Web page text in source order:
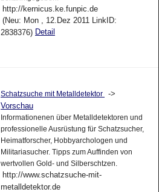
http://kernicus.ke.funpic.de
(Neu: Mon , 12.Dez 2011 LinkID:
2838376) Detail
Schatzsuche mit Metalldetektor
->
Vorschau
Informationenen über Metalldetektoren und
professionelle Ausrüstung für Schatzsucher,
Heimatforscher, Hobbyarchologen und
Militariasucher. Tipps zum Auffinden von
wertvollen Gold- und Silberschtzen.
http://www.schatzsuche-mit-
metalldetektor.de